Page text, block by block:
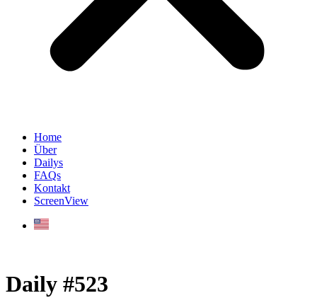
Home
Über
Dailys
FAQs
Kontakt
ScreenView
Daily #523